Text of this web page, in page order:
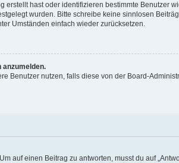
hast oder identifizieren bestimmte Benutzer
wurden. Bitte schreibe keine sinnlosen
Umständen einfach wieder zurücksetzen.
anzumelden.
Benutzer nutzen, falls diese von der Board-
auf einen Beitrag zu antworten, musst du auf